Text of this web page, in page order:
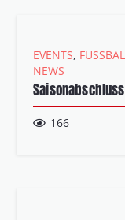
EVENTS,
NEWS
166